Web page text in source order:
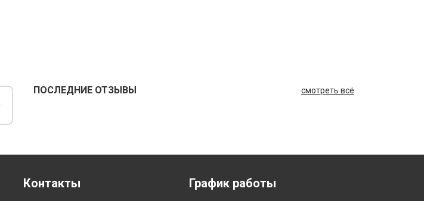
ПОСЛЕДНИЕ ОТЗЫВЫ смотреть всё
Контакты График работы